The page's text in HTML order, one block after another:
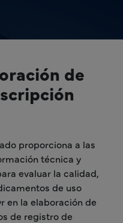
de
proporciona a las
técnica y
evaluar la calidad,
de uso
en la elaboración de
de registro de